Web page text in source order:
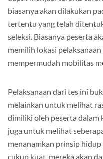
dapat menjadi taruna/
biasanya akan dilakukan
tertentu yang telah
seleksi. Biasanya peserta
memilih lokasi
Pelaksanaan dari tes ini
melainkan untuk melihat
dimiliki oleh peserta dalam
juga untuk melihat
menanamkan prinsip